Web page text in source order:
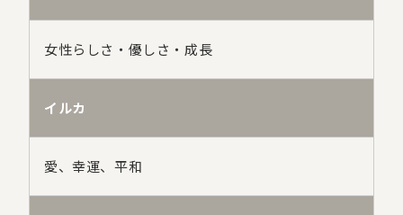
女性らしさ・優しさ・成長
イルカ
愛、幸運、平和